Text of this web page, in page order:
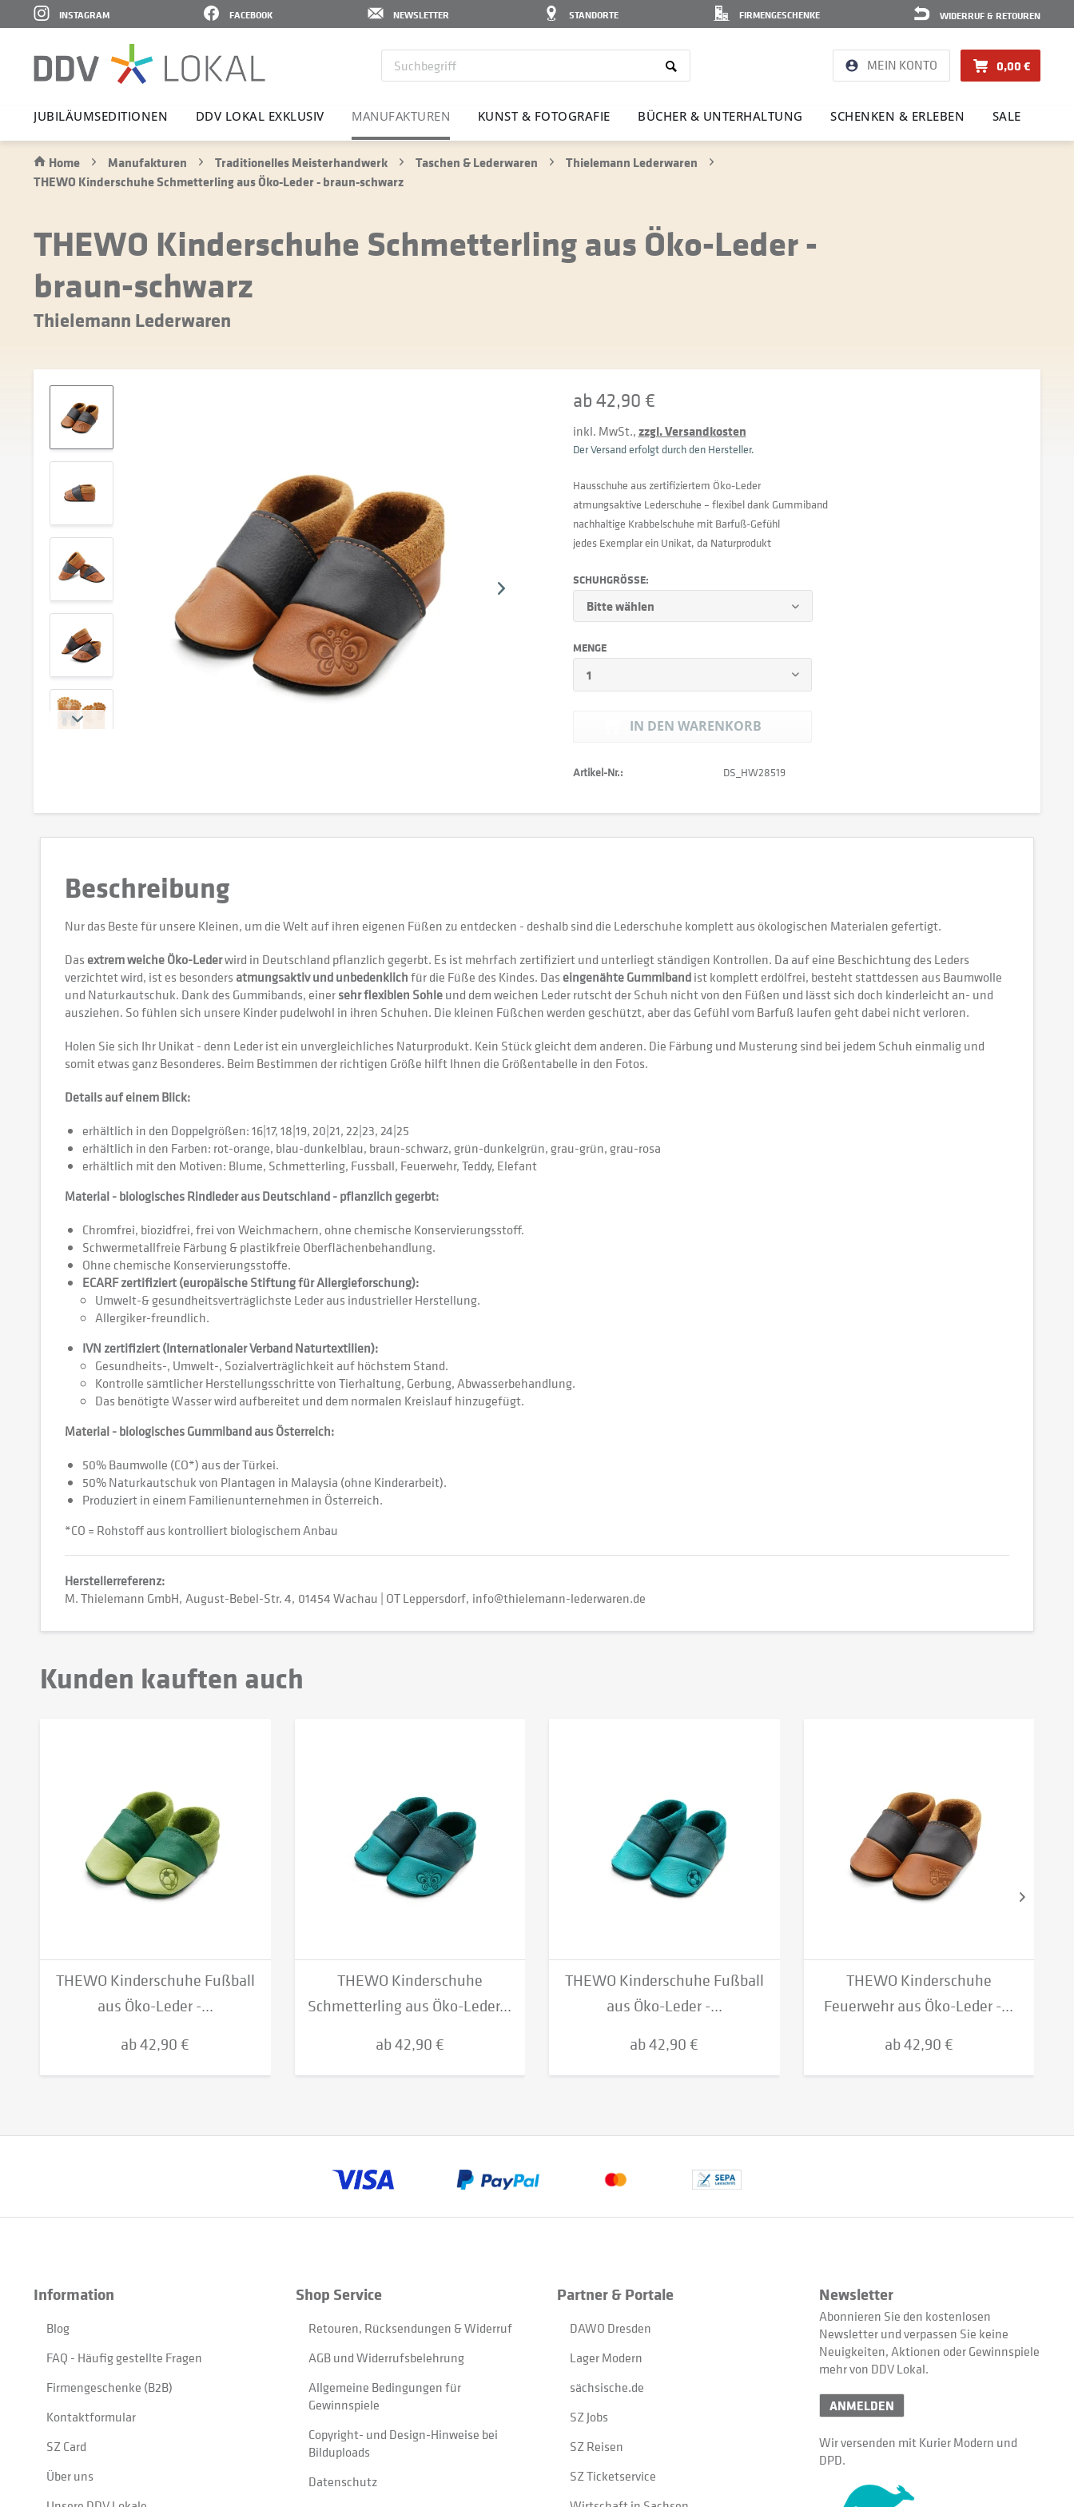
WIDERRUF & RETOUREN
FIRMENGESCHENKE
STANDORTE
NEWSLETTER
FACEBOOK
INSTAGRAM
MEIN KONTO 0,00 €
JUBI­LÄ­UMS­E­DI­TIONEN DDV LOKAL EXKLUSIV MANU­FAK­TUREN KUNST & FOTO­GRAFIE BÜCHER & UNTER­HAL­TUNG SCHENKEN & ERLEBEN SALE
Home Manufakturen Traditionelles Meisterhandwerk Taschen & Lederwaren
Thielemann Lederwaren
THEWO Kinderschuhe Schmetterling aus Öko-Leder - braun-schwarz
THEWO Kinderschuhe Schmetterling aus Öko-Leder -
braun-schwarz
Thielemann Lederwaren
ab 42,90 €
inkl. MwSt.,zzgl. Versandkosten
Der Versand erfolgt durch den Hersteller.
Hausschuhe aus zertifiziertem Öko-Leder
atmungsaktive Lederschuhe – flexibel dank Gummiband
nachhaltige Krabbelschuhe mit Barfuß-Gefühl
jedes Exemplar ein Unikat, da Naturprodukt
SCHUHGRÖSSE:
MENGE
IN DEN WARENKORB
Artikel-Nr.: DS_HW28519
Beschreibung
Nur das Beste für unsere Kleinen, um die Welt auf ihren eigenen Füßen zu entdecken - deshalb sind die Lederschuhe komplett aus ökologischen Materialen gefertigt.
Das extrem weiche Öko-Lederwird in Deutschland pflanzlich gegerbt. Es ist mehrfach zertifiziert und unterliegt ständigen Kontrollen. Da auf eine Beschichtung des Leders
verzichtet wird, ist es besonders atmungsaktiv und unbedenklichfür die Füße des Kindes. Das eingenähte Gummibandist komplett erdölfrei, besteht stattdessen aus Baumwolle
und Naturkautschuk. Dank des Gummibands, einersehr flexiblen Sohleund dem weichen Leder rutscht der Schuh nicht von den Füßen und lässt sich doch kinderleicht an- und
ausziehen. So fühlen sich unsere Kinder pudelwohl in ihren Schuhen. Die kleinen Füßchen werden geschützt, aber das Gefühl vom Barfuß laufen geht dabei nicht verloren.
Holen Sie sich Ihr Unikat - denn Leder ist ein unvergleichliches Naturprodukt. Kein Stück gleicht dem anderen. Die Färbung und Musterung sind bei jedem Schuh einmalig und
somit etwas ganz Besonderes. Beim Bestimmen der richtigen Größe hilft Ihnen die Größentabelle in den Fotos.
Details auf einem Blick:
erhältlich in den Doppelgrößen: 16|17, 18|19, 20|21, 22|23, 24|25
erhältlich in den Farben: rot-orange, blau-dunkelblau, braun-schwarz, grün-dunkelgrün, grau-grün, grau-rosa
erhältlich mit den Motiven: Blume, Schmetterling, Fussball, Feuerwehr, Teddy, Elefant
Material - biologisches Rindleder aus Deutschland - pflanzlich gegerbt:
Chromfrei, biozidfrei, frei von Weichmachern, ohne chemische Konservierungsstoff.
Schwermetallfreie Färbung & plastikfreie Oberflächenbehandlung.
Ohne chemische Konservierungsstoffe.
ECARF zertifiziert (europäische Stiftung für Allergieforschung):
Umwelt-& gesundheitsverträglichste Leder aus industrieller Herstellung.
Allergiker-freundlich.
IVN zertifiziert (Internationaler Verband Naturtextilien):
Gesundheits-, Umwelt-, Sozialverträglichkeit auf höchstem Stand.
Kontrolle sämtlicher Herstellungsschritte von Tierhaltung, Gerbung, Abwasserbehandlung.
Das benötigte Wasser wird aufbereitet und dem normalen Kreislauf hinzugefügt.
Material - biologisches Gummiband aus Österreich:
50% Baumwolle (CO*) aus der Türkei.
50% Naturkautschuk von Plantagen in Malaysia (ohne Kinderarbeit).
Produziert in einem Familienunternehmen in Österreich.
*CO = Rohstoff aus kontrolliert biologischem Anbau
Herstellerreferenz:
M. Thielemann GmbH August-Bebel-Str. 4 01454 Wachau | OT Leppersdorf info@thielemann-lederwaren.de
Kunden kauften auch
THEWO Kinderschuhe Fußball
aus Öko-Leder -...
ab 42,90 €
THEWO Kinderschuhe
Schmetterling aus Öko-Leder...
ab 42,90 €
THEWO Kinderschuhe Fußball
aus Öko-Leder -...
ab 42,90 €
THEWO Kinderschuhe
Feuerwehr aus Öko-Leder -...
ab 42,90 €
Information
Blog
FAQ - Häufig gestellte Fragen
Firmengeschenke (B2B)
Kontaktformular
SZ Card
Über uns
Shop Service
Retouren, Rücksendungen & Widerruf
AGB und Widerrufsbelehrung
Allgemeine Bedingungen für
Gewinnspiele
Copyright- und Design-Hinweise bei
Bilduploads
Datenschutz
Partner & Portale
DAWO Dresden
Lager Modern
sächsische.de
SZ Jobs
SZ Reisen
SZ Ticketservice
Newsletter
Abonnieren Sie den kostenlosen
Newsletter und verpassen Sie keine
Neuigkeiten, Aktionen oder Gewinnspiele
mehr von DDV Lokal.
ANMELDEN
Wir versenden mit Kurier Modern und
DPD.